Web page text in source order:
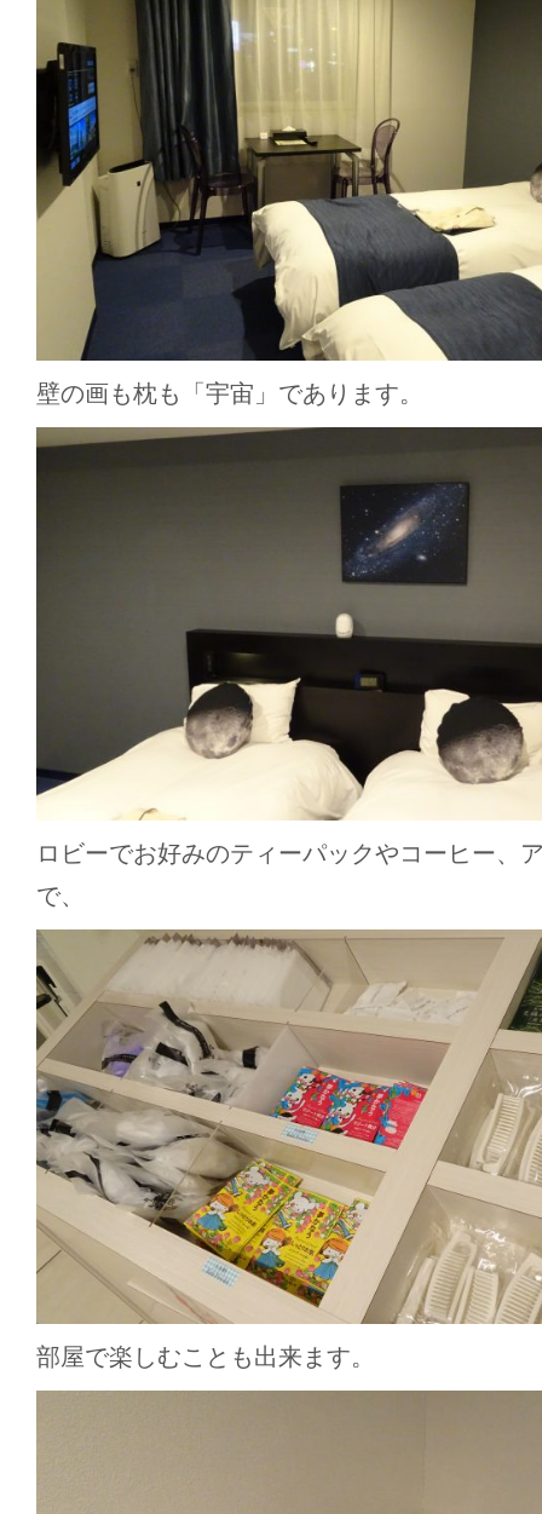
壁の画も枕も「宇宙」であります。
ロビーでお好みのティーパックやコーヒー、
で、
部屋で楽しむことも出来ます。